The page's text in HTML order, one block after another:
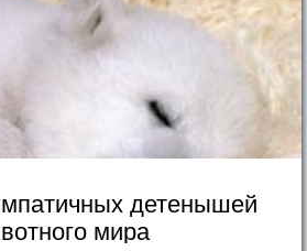
детенышей
мира